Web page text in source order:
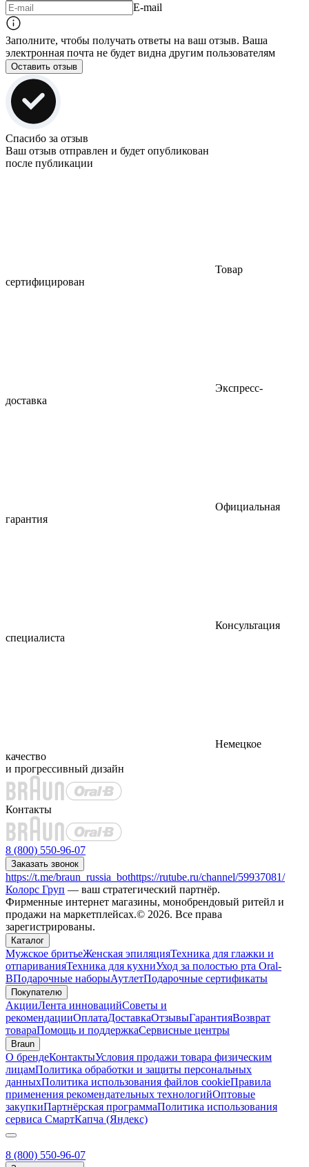
E-mail
Заполните, чтобы получать ответы на ваш отзыв. Ваша
электронная почта не будет видна другим пользователям
Оставить отзыв
Спасибо за отзыв
Ваш отзыв отправлен и будет опубликован
после публикации
Товар
сертифицирован
Экспресс-
доставка
Официальная
гарантия
Консультация
специалиста
Немецкое
качество
и прогрессивный дизайн
Контакты
8 (800) 550-96-07
Заказать звонок
https://t.me/braun_russia_bothttps://rutube.ru/channel/59937081/
Колорс Груп — ваш стратегический партнёр.
Фирменные интернет магазины, монобрендовый ритейл и
продажи на маркетплейсах.© 2026. Все права
зарегистрированы.
Каталог
Мужское бритьеЖенская эпиляцияТехника для глажки и
отпариванияТехника для кухниУход за полостью рта Oral-
BПодарочные наборыАутлетПодарочные сертификаты
Покупателю
АкцииЛента инновацийСоветы и
рекомендацииОплатаДоставкаОтзывыГарантияВозврат
товараПомощь и поддержкаСервисные центры
Braun
О брендеКонтактыУсловия продажи товара физическим
лицамПолитика обработки и защиты персональных
данныхПолитика использования файлов cookieПравила
применения рекомендательных технологийОптовые
закупкиПартнёрская программаПолитика использования
сервиса СмартКапча (Яндекс)
8 (800) 550-96-07